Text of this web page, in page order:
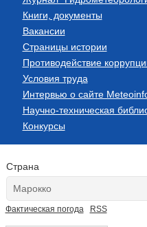
Книги, документы
Вакансии
Страницы истории
Противодействие
Условия труда
Интервью о сайте
Научно-техническая
Конкурсы
Страна
Фактическая погода RSS